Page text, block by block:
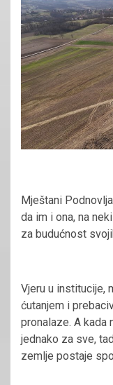
Mještani
da im i ona, na
za budućnost
Vjeru u institucije,
ćutanjem i
pronalaze. A kada
jednako za sve,
zemlje postaje